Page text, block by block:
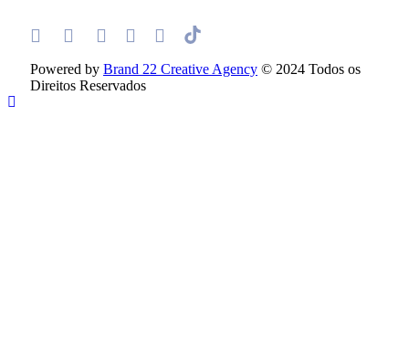
Powered by Brand 22 Creative Agency © 2024 Todos os
Direitos Reservados